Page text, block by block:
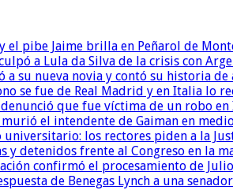
el pibe Jaime brilla en Peñarol de
a Lula da Silva de la crisis con
a su nueva novia y contó su historia
se fue de Real Madrid y en Italia lo
que fue víctima de un robo
el intendente de Gaiman en
universitario: los rectores piden a la
y detenidos frente al Congreso en la
confirmó el procesamiento de
de Benegas Lynch a una